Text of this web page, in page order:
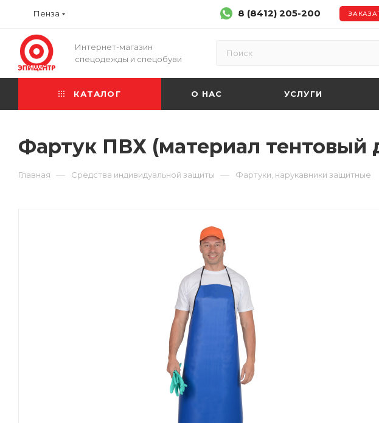
Пенза 8 (8412) 205-200
Интернет-магазин
спецодежды и спецобуви
КАТАЛОГ О НАС УСЛУГИ
Фартук ПВХ (материал тентовый
Главная — Средства индивидуальной защиты — Фартуки, нарукавники защитные